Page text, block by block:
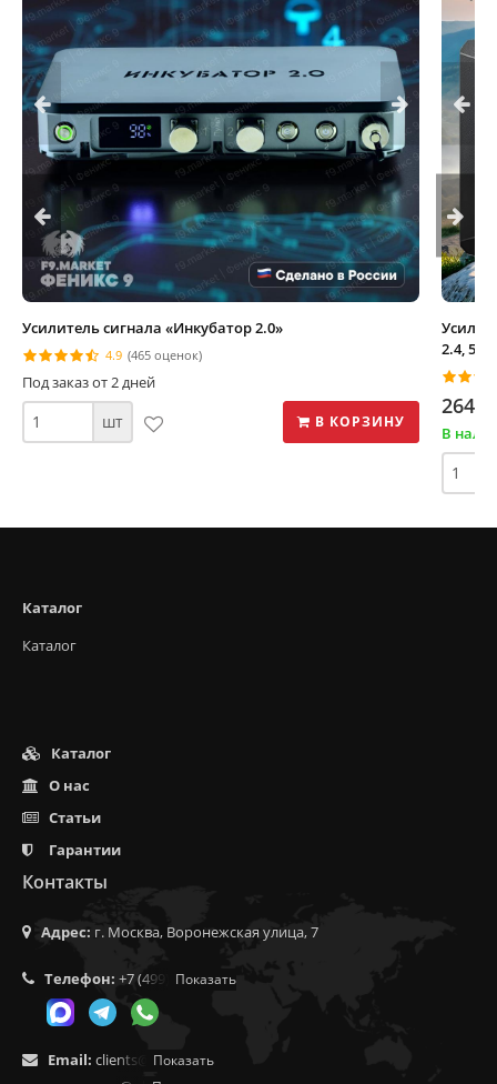
Усилитель сигнала «Инкубатор 2.0»
4.9 (465 оценок)
Под заказ от 2 дней
шт В КОРЗИНУ
2.4, 5.8
264
В
Каталог
Каталог
Каталог
О нас
Статьи
Гарантии
Контакты
Адрес: г. Москва, Воронежская улица, 7
Телефон: +7 (499) 350-55-05
Показать
Email: clients@f9.market
Показать